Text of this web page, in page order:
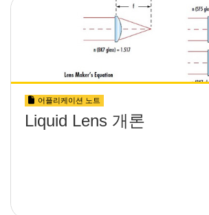
어플리케이션 노트
Liquid Lens 개론